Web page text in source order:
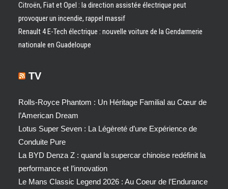
Citroën, Fiat et Opel : la direction assistée électrique peut
provoquer un incendie, rappel massif
Renault 4 E-Tech électrique : nouvelle voiture de la Gendarmerie
nationale en Guadeloupe
TV
Rolls-Royce Phantom : Un Héritage Familial au Cœur de
l’American Dream
Lotus Super Seven : La Légèreté d’une Expérience de
Conduite Pure
La BYD Denza Z : quand la supercar chinoise redéfinit la
performance et l’innovation
Le Mans Classic Legend 2026 : Au Coeur de l’Endurance